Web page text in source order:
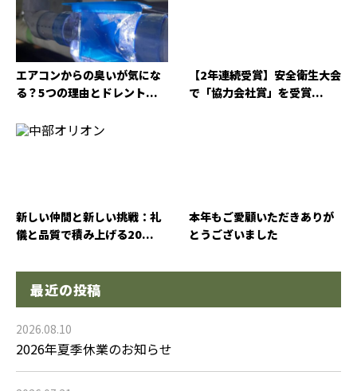
エアコンからの臭いが気にな
る？5つの理由とドレント...
【2年連続受賞】安全衛生大会
で「協力会社賞」を受賞...
新しい仲間と新しい挑戦：礼
儀と品質で積み上げる20...
本年もご愛顧いただきありが
とうございました
最近の投稿
2026.08.10
2026年夏季休業のお知らせ